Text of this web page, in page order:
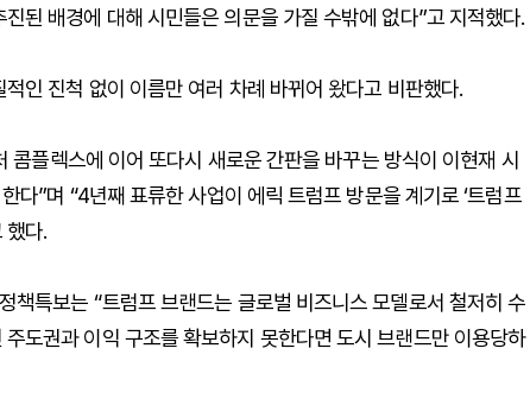
된 배경에 대해 시민들은 의문을 가질 수밖에 없다”고 지적했다.
인 진척 없이 이름만 여러 차례 바뀌어 왔다고 비판했다.
플렉스에 이어 또다시 새로운 간판을 바꾸는 방식이 이현재 시
다”며 “4년째 표류한 사업이 에릭 트럼프 방문을 계기로 ‘트럼프
했다.
책특보는 “트럼프 브랜드는 글로벌 비즈니스 모델로서 철저히 수
도권과 이익 구조를 확보하지 못한다면 도시 브랜드만 이용당하